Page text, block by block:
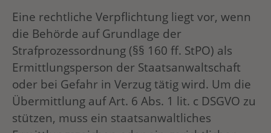
Eine rechtliche Verpflichtung liegt vor, wenn
die Behörde auf Grundlage der
Strafprozessordnung (§§ 160 ff. StPO) als
Ermittlungsperson der Staatsanwaltschaft
oder bei Gefahr in Verzug tätig wird. Um die
Übermittlung auf Art. 6 Abs. 1 lit. c DSGVO zu
stützen, muss ein staatsanwaltliches